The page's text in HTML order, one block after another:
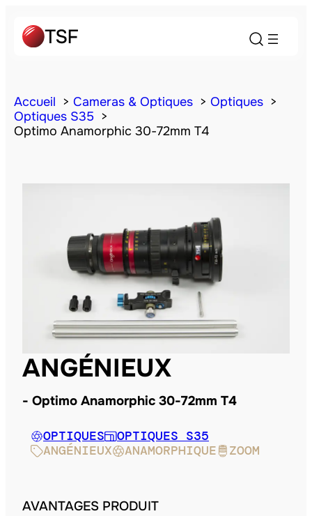
Accueil Cameras & Optiques
Optiques
Optiques S35
Optimo Anamorphic 30-72mm T4
ANGÉNIEUX
Optimo Anamorphic 30-72mm T4
OPTIQUES
OPTIQUES S35
ANGÉNIEUX
ANAMORPHIQUE ZOOM
AVANTAGES PRODUIT